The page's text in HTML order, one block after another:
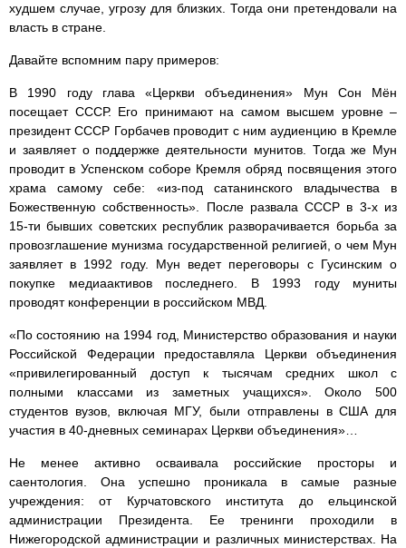
худшем случае, угрозу для близких. Тогда они претендовали на
власть в стране.
Давайте вспомним пару примеров:
В 1990 году глава «Церкви объединения» Мун Сон Мён
посещает СССР. Его принимают на самом высшем уровне –
президент СССР Горбачев проводит с ним аудиенцию в Кремле
и заявляет о поддержке деятельности мунитов. Тогда же Мун
проводит в Успенском соборе Кремля обряд посвящения этого
храма самому себе: «из-под сатанинского владычества в
Божественную собственность». После развала СССР в 3-х из
15-ти бывших советских республик разворачивается борьба за
провозглашение мунизма государственной религией, о чем Мун
заявляет в 1992 году. Мун ведет переговоры с Гусинским о
покупке медиаактивов последнего. В 1993 году муниты
проводят конференции в российском МВД.
«По состоянию на 1994 год, Министерство образования и науки
Российской Федерации предоставляла Церкви объединения
«привилегированный доступ к тысячам средних школ с
полными классами из заметных учащихся». Около 500
студентов вузов, включая МГУ, были отправлены в США для
участия в 40-дневных семинарах Церкви объединения»…
Не менее активно осваивала российские просторы и
саентология. Она успешно проникала в самые разные
учреждения: от Курчатовского института до ельцинской
администрации Президента. Ее тренинги проходили в
Нижегородской администрации и различных министерствах. На